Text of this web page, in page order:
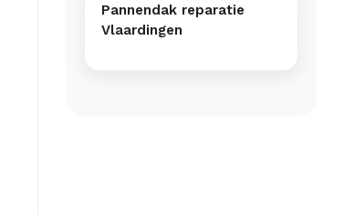
Pannendak reparatie
Vlaardingen